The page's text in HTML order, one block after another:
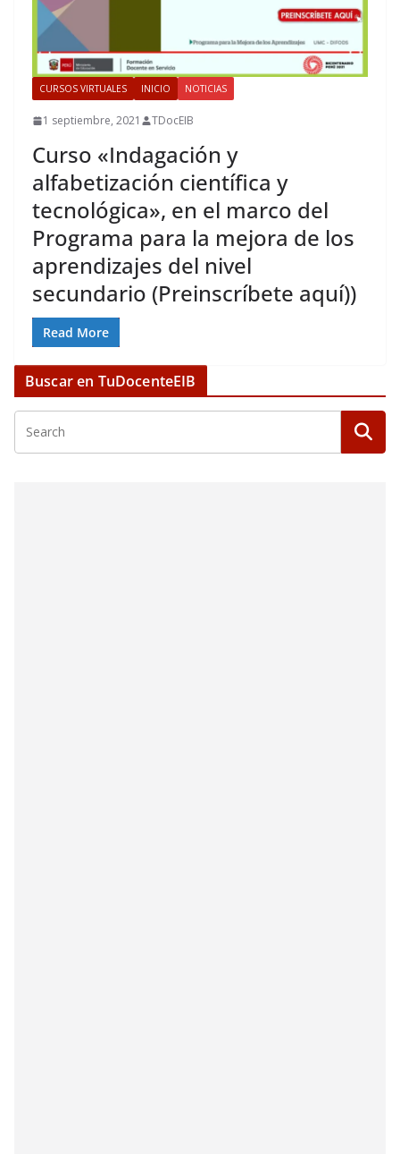
CURSOS VIRTUALES INICIO NOTICIAS
1 septiembre, 2021 TDocEIB
Curso «Indagación y
alfabetización científica y
tecnológica», en el marco del
Programa para la mejora de los
aprendizajes del nivel
secundario (Preinscríbete aquí))
Read More
Buscar en TuDocenteEIB